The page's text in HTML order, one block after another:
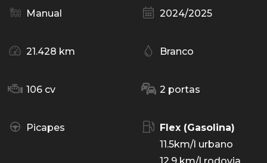
Manual 2024/2025
21.428 km Branco
106 cv 2 portas
Picapes
Flex (Gasolina)
11.5km/l urbano